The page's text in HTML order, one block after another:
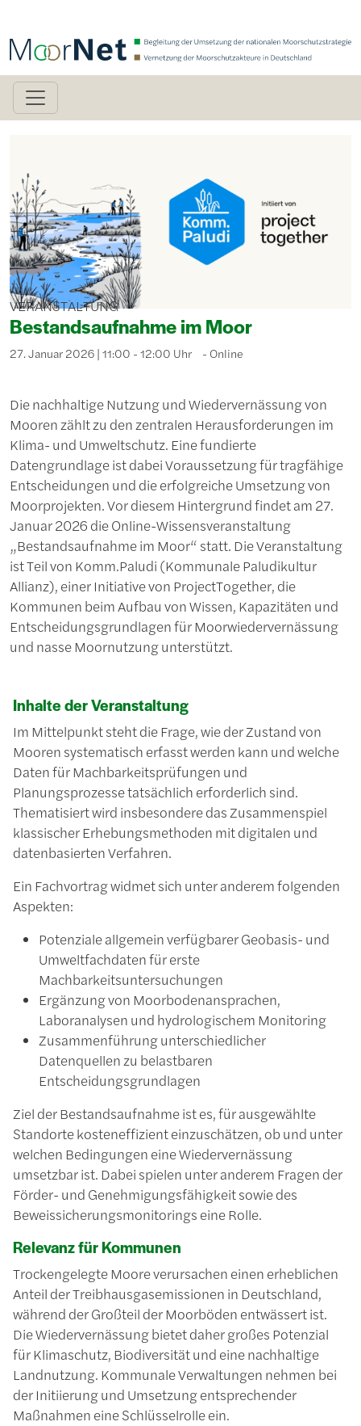
VERANSTALTUNG
Bestandsaufnahme im Moor
27. Januar 2026 | 11:00 - 12:00 Uhr Online
Die nachhaltige Nutzung und Wiedervernässung von
Mooren zählt zu den zentralen Herausforderungen im
Klima- und Umweltschutz. Eine fundierte
Datengrundlage ist dabei Voraussetzung für tragfähige
Entscheidungen und die erfolgreiche Umsetzung von
Moorprojekten. Vor diesem Hintergrund findet am 27.
Januar 2026 die Online-Wissensveranstaltung
„Bestandsaufnahme im Moor“ statt. Die Veranstaltung
ist Teil von Komm.Paludi (Kommunale Paludikultur
Allianz), einer Initiative von ProjectTogether, die
Kommunen beim Aufbau von Wissen, Kapazitäten und
Entscheidungsgrundlagen für Moorwiedervernässung
und nasse Moornutzung unterstützt.
Inhalte der Veranstaltung
Im Mittelpunkt steht die Frage, wie der Zustand von
Mooren systematisch erfasst werden kann und welche
Daten für Machbarkeitsprüfungen und
Planungsprozesse tatsächlich erforderlich sind.
Thematisiert wird insbesondere das Zusammenspiel
klassischer Erhebungsmethoden mit digitalen und
datenbasierten Verfahren.
Ein Fachvortrag widmet sich unter anderem folgenden
Aspekten:
Potenziale allgemein verfügbarer Geobasis- und
Umweltfachdaten für erste
Machbarkeitsuntersuchungen
Ergänzung von Moorbodenansprachen,
Laboranalysen und hydrologischem Monitoring
Zusammenführung unterschiedlicher
Datenquellen zu belastbaren
Entscheidungsgrundlagen
Ziel der Bestandsaufnahme ist es, für ausgewählte
Standorte kosteneffizient einzuschätzen, ob und unter
welchen Bedingungen eine Wiedervernässung
umsetzbar ist. Dabei spielen unter anderem Fragen der
Förder- und Genehmigungsfähigkeit sowie des
Beweissicherungsmonitorings eine Rolle.
Relevanz für Kommunen
Trockengelegte Moore verursachen einen erheblichen
Anteil der Treibhausgasemissionen in Deutschland,
während der Großteil der Moorböden entwässert ist.
Die Wiedervernässung bietet daher großes Potenzial
für Klimaschutz, Biodiversität und eine nachhaltige
Landnutzung. Kommunale Verwaltungen nehmen bei
der Initiierung und Umsetzung entsprechender
Maßnahmen eine Schlüsselrolle ein.